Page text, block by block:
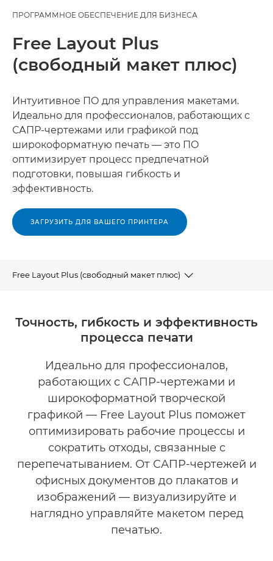
ПРОГРАММНОЕ ОБЕСПЕЧЕНИЕ ДЛЯ БИЗНЕСА
Free Layout Plus
(свободный макет плюс)
Интуитивное ПО для управления макетами.
Идеально для профессионалов, работающих с
САПР-чертежами или графикой под
широкоформатную печать — это ПО
оптимизирует процесс предпечатной
подготовки, повышая гибкость и
эффективность.
ЗАГРУЗИТЬ ДЛЯ ВАШЕГО ПРИНТЕРА
Free Layout Plus (свободный макет плюс)
ПРЕИМУЩЕСТВА
ЗАГРУЗИТЬ БРОШЮРЫ
ЗАГРУЗИТЬ ПО
Точность, гибкость и эффективность
процесса печати
Идеально для профессионалов,
работающих с САПР-чертежами и
широкоформатной творческой
графикой — Free Layout Plus поможет
оптимизировать рабочие процессы и
сократить отходы, связанные с
перепечатыванием. От САПР-чертежей и
офисных документов до плакатов и
изображений — визуализируйте и
наглядно управляйте макетом перед
печатью.